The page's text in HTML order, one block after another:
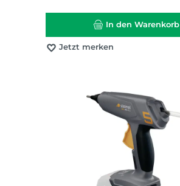
In den Warenkorb
Jetzt merken